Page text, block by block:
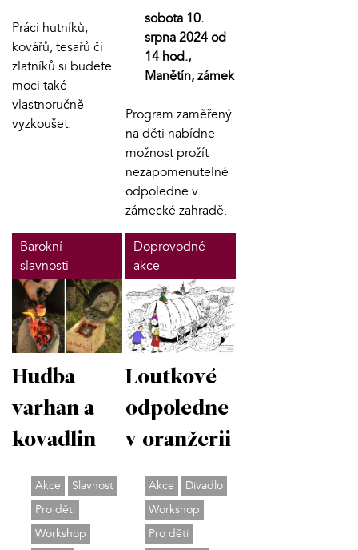
Práci hutníků,
kovářů, tesařů či
zlatníků si budete
moci také
vlastnoručně
vyzkoušet.
sobota 10.
srpna 2024 od
14 hod.,
Manětín, zámek
Program zaměřený
na děti nabídne
možnost prožít
nezapomenutelné
odpoledne v
zámecké zahradě.
Barokní
slavnosti
Hudba
varhan a
kovadlin
Akce
Slavnost
Pro děti
Workshop
Doprovodné
akce
Loutkové
odpoledne
v oranžerii
Akce
Divadlo
Workshop
Pro děti